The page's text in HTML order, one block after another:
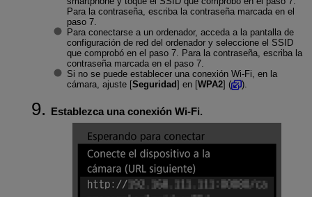
Para la contraseña, escriba la contraseña marcada en el
paso 7.
Para conectarse a un ordenador, acceda a la pantalla de
configuración de red del ordenador y seleccione el SSID
que comprobó en el paso 7. Para la contraseña, escriba la
contraseña marcada en el paso 7.
Si no se puede establecer una conexión Wi-Fi, en la
cámara, ajuste [Seguridad] en [WPA2] ( ).
Establezca una conexión Wi-Fi.